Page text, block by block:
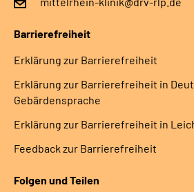
Barrierefreiheit
Erklärung zur Barrierefreiheit
Erklärung zur Barrierefreiheit in
Gebärdensprache
Erklärung zur Barrierefreiheit in
Feedback zur Barrierefreiheit
Folgen und Teilen